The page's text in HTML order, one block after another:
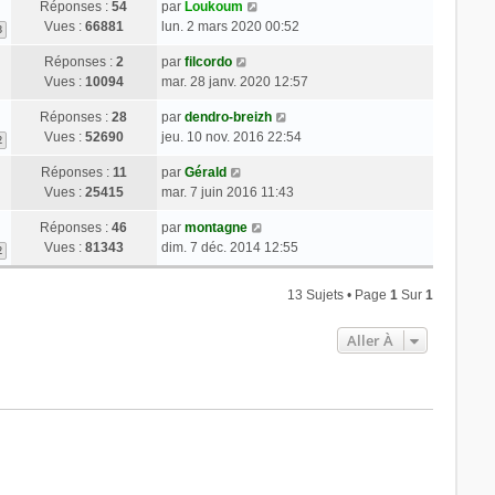
Réponses :54
Vues : 66881
par Loukoum
lun. 2 mars 2020 00:52
Réponses : 2
Vues : 10094
par filcordo
mar. 28 janv. 2020 12:57
Réponses :28
Vues : 52690
par dendro-breizh
jeu. 10 nov. 2016 22:54
Réponses : 11
Vues : 25415
par Gérald
mar. 7 juin 2016 11:43
Réponses :46
Vues : 81343
par montagne
dim. 7 déc. 2014 12:55
13 Sujets • Page1 Sur1
Aller À